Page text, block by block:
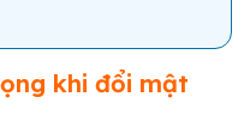
khi đổi mật